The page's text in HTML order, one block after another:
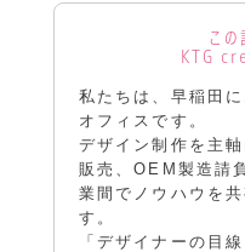
この
KTG
私たちは、早稲田
オフィスです。
デザイン制作を主
販売、OEM製造請
業間でノウハウを
す。
「デザイナーの目